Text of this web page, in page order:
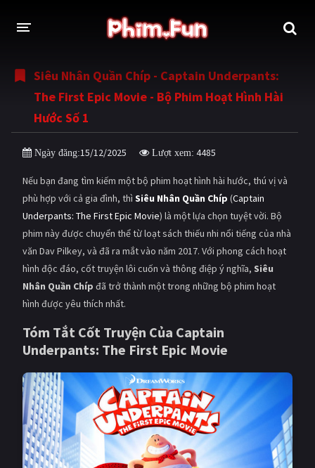
THỂ LOẠI
Thần thoại - Cổ trang
Kinh dị Tội phạm - Hình sự
Phiêu lưu Hài hước
Viễn tưởng Khoa học - Tài liệu
Hoạt hình Thể thao
Tình cảm - Lãng mạn
Giật gân Gia đình
Viễn Tây Tiểu sử
GameShow DramaTV
QUỐC GIA
Siêu Nhân Quần Chíp - Captain Underpants:
The First Epic Movie - Bộ Phim Hoạt Hình Hài
Hước Số 1
Ngày đăng:15/12/2025 Lượt xem: 4485
Nếu bạn đang tìm kiếm một bộ phim hoạt hình hài hước, thú vị và
phù hợp với cả gia đình, thì Siêu Nhân Quần Chíp (Captain
Underpants: The First Epic Movie) là một lựa chọn tuyệt vời. Bộ
phim này được chuyển thể từ loạt sách thiếu nhi nổi tiếng của nhà
văn Dav Pilkey, và đã ra mắt vào năm 2017. Với phong cách hoạt
hình độc đáo, cốt truyện lôi cuốn và thông điệp ý nghĩa, Siêu
Nhân Quần Chíp đã trở thành một trong những bộ phim hoạt
hình được yêu thích nhất.
Tóm Tắt Cốt Truyện Của Captain
Underpants: The First Epic Movie